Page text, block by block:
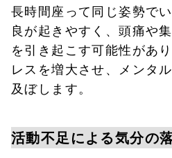
長時間座って同じ姿勢で
良が起きやすく、頭痛や
を引き起こす可能性があ
レスを増大させ、メンタ
及ぼします。
活動不足による気分の